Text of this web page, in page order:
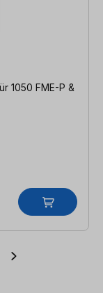
1050 FME-P &